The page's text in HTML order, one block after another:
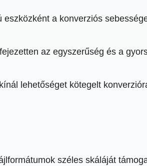
eszközként a konverziós
az egyszerűség és a
lehetőséget kötegelt
széles skáláját